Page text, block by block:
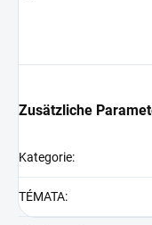
Zusätzliche
Kategorie:
TÉMATA: